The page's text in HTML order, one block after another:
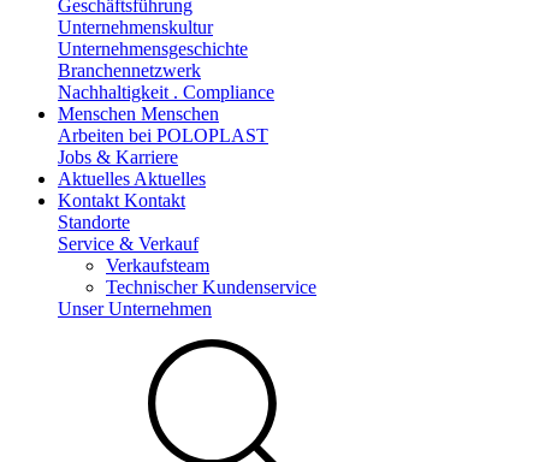
Geschäftsführung
Unternehmenskultur
Unternehmensgeschichte
Branchennetzwerk
Nachhaltigkeit . Compliance
Menschen Menschen
Arbeiten bei POLOPLAST
Jobs & Karriere
Aktuelles Aktuelles
Kontakt Kontakt
Standorte
Service & Verkauf
Verkaufsteam
Technischer Kundenservice
Unser Unternehmen